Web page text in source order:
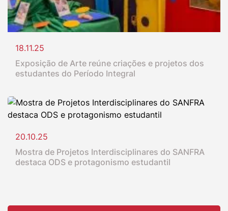
18.11.25
Exposição de Arte reúne criações e projetos dos
estudantes do Período Integral
20.10.25
Mostra de Projetos Interdisciplinares do SANFRA
destaca ODS e protagonismo estudantil